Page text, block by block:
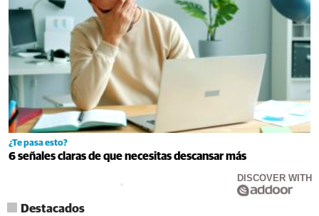
¿Te pasa esto?
6 señales claras de que necesitas descansar más
DISCOVER WITH
Destacados